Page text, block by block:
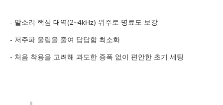
- 말소리 핵심 대역(2~4kHz) 위주로 명료도 보강
- 저주파 울림을 줄여 답답함 최소화
- 처음 착용을 고려해 과도한 증폭 없이 편안한 초기 세팅